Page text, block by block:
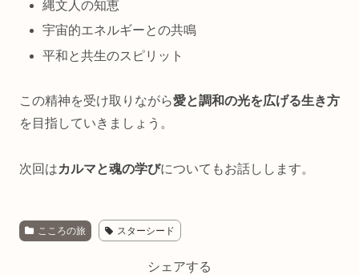
縄文人の知恵
宇宙的エネルギーとの共鳴
平和と共生のスピリット
この精神を受け取りながら愛と調和の光を広げる生き方
を目指していきましょう。
次回はカルマと魂の学びについてもお話しします。
こころの旅 スターシード
シェアする